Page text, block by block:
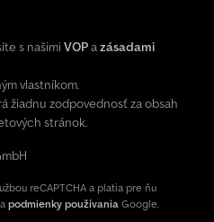
s našimi VOPazásadami
vlastníkom.
žiadnu zodpovednosť za obsah
stránok.
reCAPTCHA a platia pre ňu
a podmienky používania Google.